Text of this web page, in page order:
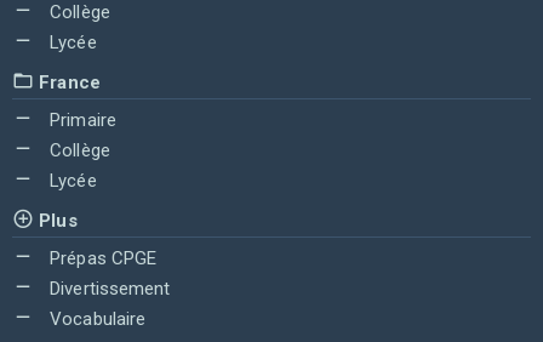
Collège
Lycée
France
Primaire
Collège
Lycée
Plus
Prépas CPGE
Divertissement
Vocabulaire